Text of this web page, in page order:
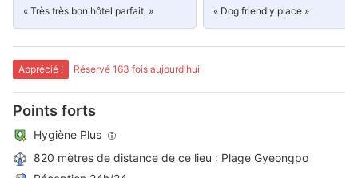
« Très très bon hôtel parfait. » « Dog friendly place »
Apprécié ! Réservé 163 fois aujourd'hui
Points forts
Hygiène Plus
820 mètres de distance de ce lieu : Plage Gyeongpo